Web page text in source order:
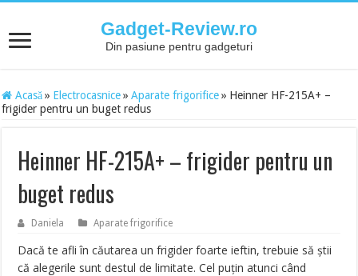
Gadget-Review.ro
Din pasiune pentru gadgeturi
Acasă » Electrocasnice » Aparate frigorifice » Heinner HF-215A+ –
frigider pentru un buget redus
Heinner HF-215A+ – frigider pentru un
buget redus
Daniela Aparate frigorifice
Dacă te afli în căutarea un frigider foarte ieftin, trebuie să ştii
că alegerile sunt destul de limitate. Cel puţin atunci când